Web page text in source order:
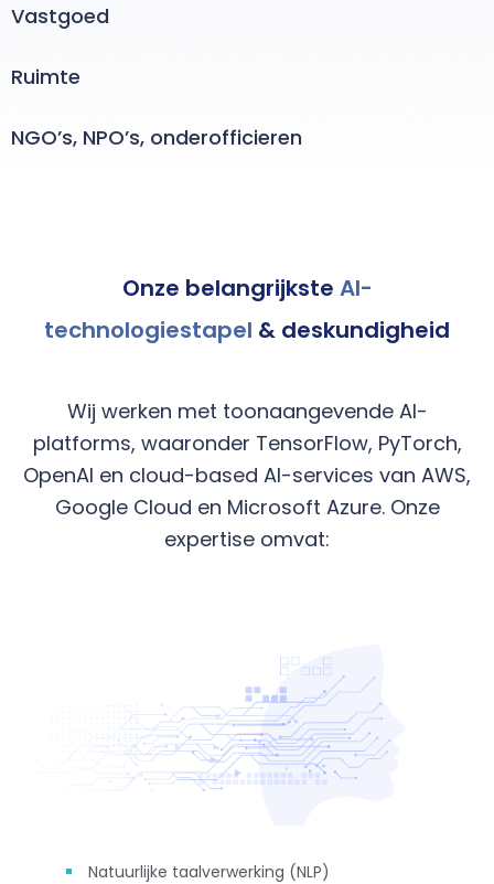
Vastgoed
Ruimte
NGO’s, NPO’s, onderofficieren
Onze belangrijkste AI-
technologiestapel & deskundigheid
Wij werken met toonaangevende AI-
platforms, waaronder TensorFlow, PyTorch,
OpenAI en cloud-based AI-services van AWS,
Google Cloud en Microsoft Azure. Onze
expertise omvat:
Natuurlijke taalverwerking (NLP)